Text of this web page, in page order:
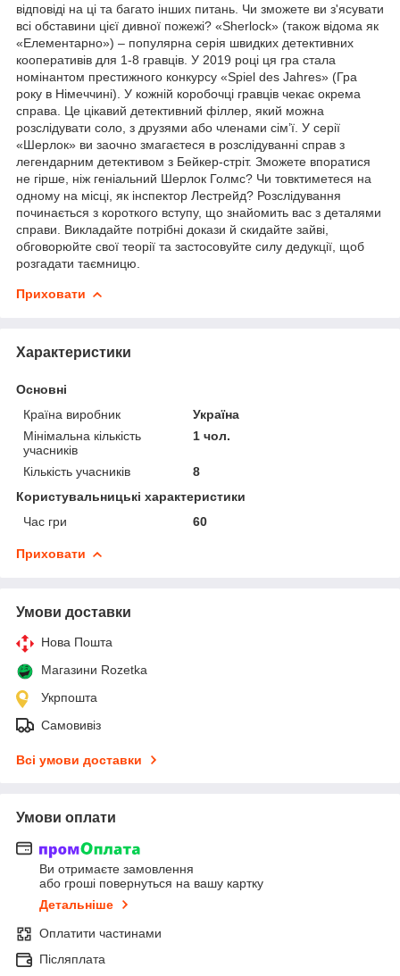
відповіді на ці та багато інших питань. Чи зможете ви з'ясувати
всі обставини цієї дивної пожежі? «Sherlock» (також відома як
«Елементарно») – популярна серія швидких детективних
кооперативів для 1-8 гравців. У 2019 році ця гра стала
номінантом престижного конкурсу «Spiel des Jahres» (Гра
року в Німеччині). У кожній коробочці гравців чекає окрема
справа. Це цікавий детективний філлер, який можна
розслідувати соло, з друзями або членами сім’ї. У серії
«Шерлок» ви заочно змагаєтеся в розслідуванні справ з
легендарним детективом з Бейкер-стріт. Зможете впоратися
не гірше, ніж геніальний Шерлок Голмс? Чи товктиметеся на
одному на місці, як інспектор Лестрейд? Розслідування
починається з короткого вступу, що знайомить вас з деталями
справи. Викладайте потрібні докази й скидайте зайві,
обговорюйте свої теорії та застосовуйте силу дедукції, щоб
розгадати таємницю.
Приховати
Характеристики
Основні
Країна виробник
Україна
Мінімальна кількість
учасників
1 чол.
Кількість учасників
8
Користувальницькі характеристики
Час гри
60
Приховати
Умови доставки
Нова Пошта
Магазини Rozetka
Укрпошта
Самовивіз
Всі умови доставки
Умови оплати
Ви отримаєте замовлення
або гроші повернуться на вашу картку
Детальніше
Оплатити частинами
Післяплата